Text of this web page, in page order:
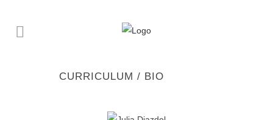
CURRICULUM / BIO